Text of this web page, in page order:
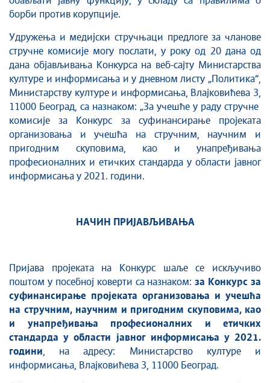
борби против корупције.
Удружења и медијски стручњаци предлоге за чланове
стручне комисије могу послати, у року од 20 дана од
дана објављивања Конкурса на веб-сајту Министарства
културе и информисања и у дневном листу „Политика“,
Министарству културе и информисања, Влаjковићева 3,
11000 Београд, са назнаком: „За учешће у раду стручне
комисије за Конкурс за суфинансирање проjеката
oрганизовања и учешћа на стручним, научним и
пригодним скуповима, као и унапређивања
професионалних и етичких стандарда у области jавног
информисања у 2021. години.
НАЧИН ПРИЈАВЉИВАЊА
Пријава пројеката на Конкурс шаље се искључиво
поштом у посебној коверти са назнаком:за Конкурс за
суфинансирање проjеката oрганизовања и учешћа
на стручним, научним и пригодним скуповима, као
и унапређивања професионалних и етичких
стандарда у области jавног информисања у 2021.
години , на адресу: Министарство културе и
информисања, Влаjковићева 3, 11000 Београд.